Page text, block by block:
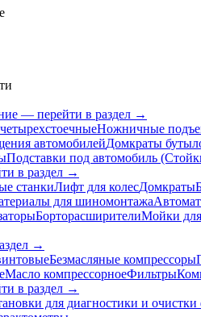
— перейти в раздел →
Ножничные
автомобилейДомкраты
Подставки под автомобиль
в раздел →
станкиЛифт для колесДомкраты
для шиномонтажа
БорторасширителиМойки для
→
Безмасляные компрессоры
Масло компрессорноеФильтры
в раздел →
для диагностики и